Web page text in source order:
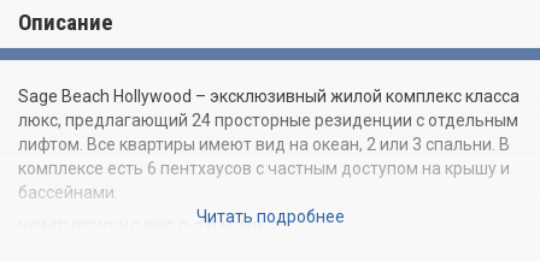
Описание
Sage Beach Hollywood – эксклюзивный жилой комплекс класса
люкс, предлагающий 24 просторные резиденции с отдельным
лифтом. Все квартиры имеют вид на океан, 2 или 3 спальни. В
комплексе есть 6 пентхаусов с частным доступом на крышу и
бассейнами.
КОМПЛЕКС УСЛУГ В ЗДАНИИ:
Читать подробнее